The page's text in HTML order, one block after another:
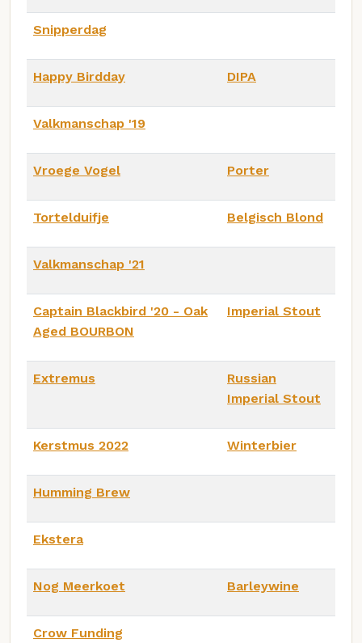
Snipperdag
Happy Birdday DIPA
Valkmanschap '19
Vroege Vogel Porter
Tortelduifje Belgisch Blond
Valkmanschap '21
Captain Blackbird '20 - Oak
Aged BOURBON
Imperial Stout
Extremus
Russian
Imperial Stout
Kerstmus 2022 Winterbier
Humming Brew
Ekstera
Nog Meerkoet Barleywine
Crow Funding